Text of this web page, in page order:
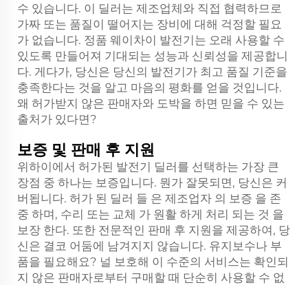
수 있습니다. 이 딜러는 제조업체와 직접 협력하므로
가짜 또는 품질이 떨어지는 장비에 대해 걱정할 필요
가 없습니다. 정품 웨이차이 발전기는 오래 사용할 수
있도록 만들어져 기대되는 성능과 신뢰성을 제공합니
다. 게다가, 당신은 당신의 발전기가 최고 품질 기준을
충족한다는 것을 알고 마음의 평화를 얻을 것입니다.
왜 허가받지 않은 판매자와 도박을 하면 믿을 수 있는
출처가 있다면?
보증 및 판매 후 지원
위하이에서 허가된 발전기 딜러를 선택하는 가장 큰
장점 중 하나는 보증입니다. 뭔가 잘못되면, 당신은 커
버됩니다. 허가 된 딜러 들 은 제조업자 의 보증 을 존
중 하며, 수리 또는 교체 가 원활 하게 처리 되는 것 을
보장 한다. 또한 전문적인 판매 후 지원을 제공하여, 당
신은 결코 어둠에 남겨지지 않습니다. 유지보수나 부
품을 필요해요? 널 보호해 이 수준의 서비스는 확인되
지 않은 판매자로부터 구매할 때 단순히 사용할 수 없